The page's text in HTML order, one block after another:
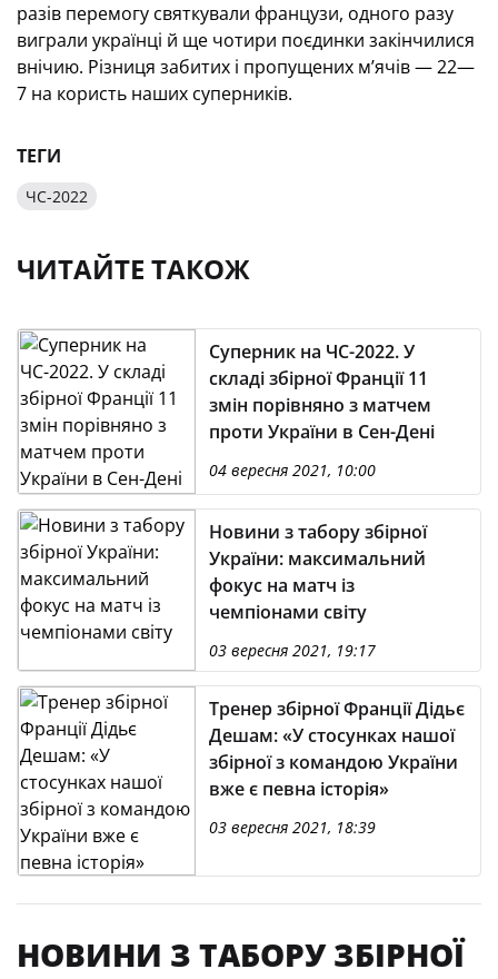
разів перемогу святкували французи, одного разу
виграли українці й ще чотири поєдинки закінчилися
внічию. Різниця забитих і пропущених м’ячів — 22—
7 на користь наших суперників.
ТЕГИ
ЧС-2022
ЧИТАЙТЕ ТАКОЖ
Суперник на ЧС-2022. У
складі збірної Франції 11
змін порівняно з матчем
проти України в Сен-Дені
04 вересня 2021, 10:00
Новини з табору збірної
України: максимальний
фокус на матч із
чемпіонами світу
03 вересня 2021, 19:17
Тренер збірної Франції Дідьє
Дешам: «У стосунках нашої
збірної з командою України
вже є певна історія»
03 вересня 2021, 18:39
НОВИНИ З ТАБОРУ ЗБІРНОЇ